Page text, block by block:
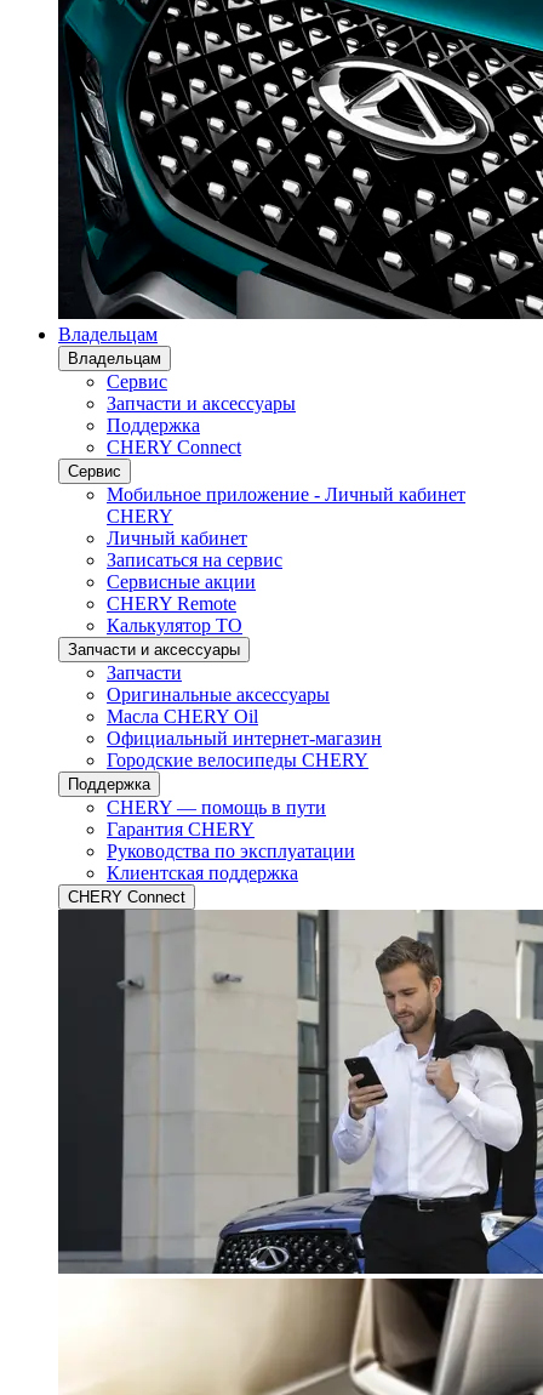
Владельцам
Владельцам
Сервис
Запчасти и аксессуары
Поддержка
CHERY Connect
Сервис
Мобильное приложение - Личный кабинет
CHERY
Личный кабинет
Записаться на сервис
Сервисные акции
CHERY Remote
Калькулятор ТО
Запчасти и аксессуары
Запчасти
Оригинальные аксессуары
Масла CHERY Oil
Официальный интернет-магазин
Городские велосипеды CHERY
Поддержка
CHERY — помощь в пути
Гарантия CHERY
Руководства по эксплуатации
Клиентская поддержка
CHERY Connect